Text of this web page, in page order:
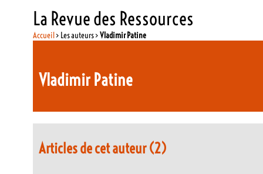
La Revue des Ressources
Accueil> Les auteurs >Vladimir Patine
Vladimir Patine
Articles de cet auteur (2)